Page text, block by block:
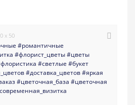
x 50
#романтичные
#флорист_цветы#цветы
#светлые #букет
#доставка_цветов#яркая
#цветочная_база #цветочная